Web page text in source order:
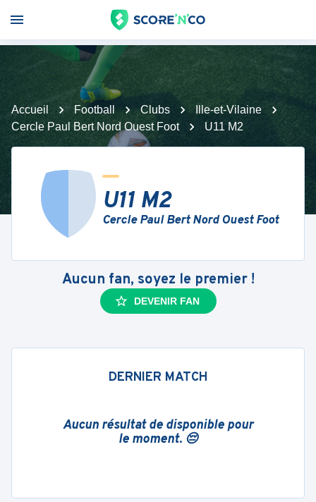
Accueil Football Clubs
Ille-et-Vilaine
Cercle Paul Bert Nord Ouest Foot
U11 M2
U11 M2
Cercle Paul Bert Nord Ouest Foot
Aucun fan, soyez le premier !
DEVENIR FAN
DERNIER MATCH
Aucun résultat de disponible pour
le moment. 😔